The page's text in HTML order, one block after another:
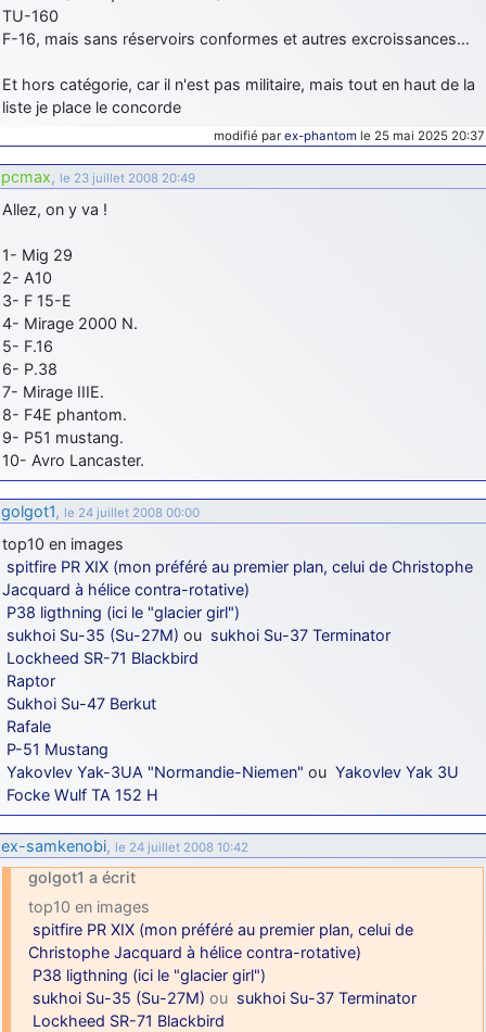
TU-160
F-16, mais sans réservoirs conformes et autres excroissances…
Et hors catégorie, car il n'est pas militaire, mais tout en haut de la
liste je place le concorde
modifié par ex-phantom le 25 mai 2025 20:37
pcmax, le 23 juillet 2008 20:49
Allez, on y va !
1- Mig 29
2- A10
3- F 15-E
4- Mirage 2000 N.
5- F.16
6- P.38
7- Mirage IIIE.
8- F4E phantom.
9- P51 mustang.
10- Avro Lancaster.
golgot1, le 24 juillet 2008 00:00
top10 en images
spitfire PR XIX (mon préféré au premier plan, celui de Christophe
Jacquard à hélice contra-rotative)
P38 ligthning (ici le "glacier girl")
sukhoi Su-35 (Su-27M) ou sukhoi Su-37 Terminator
Lockheed SR-71 Blackbird
Raptor
Sukhoi Su-47 Berkut
Rafale
P-51 Mustang
Yakovlev Yak-3UA "Normandie-Niemen" ou Yakovlev Yak 3U
Focke Wulf TA 152 H
ex-samkenobi, le 24 juillet 2008 10:42
golgot1 a écrit
top10 en images
spitfire PR XIX (mon préféré au premier plan, celui de
Christophe Jacquard à hélice contra-rotative)
P38 ligthning (ici le "glacier girl")
sukhoi Su-35 (Su-27M) ou sukhoi Su-37 Terminator
Lockheed SR-71 Blackbird